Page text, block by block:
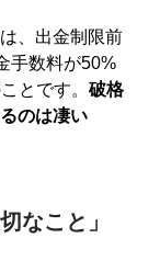
、出金制限前
手数料が50%
とです。 破格
のは凄い
なこと」